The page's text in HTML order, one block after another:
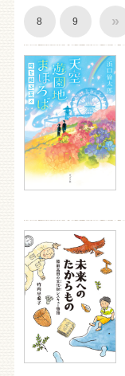
8 9 »